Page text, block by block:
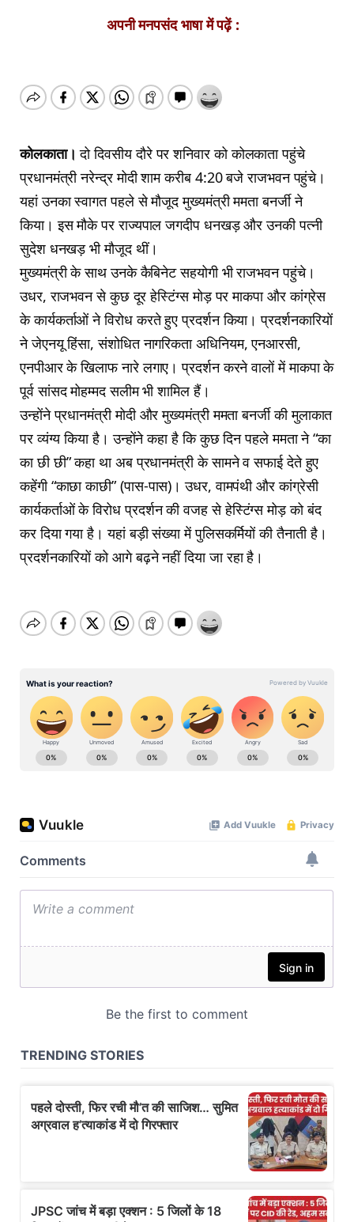
अपनी मनपसंद भाषा में पढ़ें :
कोलकाता। दो दिवसीय दौरे पर शनिवार को कोलकाता पहुंचे
प्रधानमंत्री नरेन्द्र मोदी शाम करीब 4:20 बजे राजभवन पहुंचे।
यहां उनका स्वागत पहले से मौजूद मुख्यमंत्री ममता बनर्जी ने
किया। इस मौके पर राज्यपाल जगदीप धनखड़ और उनकी पत्नी
सुदेश धनखड़ भी मौजूद थीं।
मुख्यमंत्री के साथ उनके कैबिनेट सहयोगी भी राजभवन पहुंचे।
उधर, राजभवन से कुछ दूर हेस्टिंग्स मोड़ पर माकपा और कांग्रेस
के कार्यकर्ताओं ने विरोध करते हुए प्रदर्शन किया। प्रदर्शनकारियों
ने जेएनयू हिंसा, संशोधित नागरिकता अधिनियम, एनआरसी,
एनपीआर के खिलाफ नारे लगाए। प्रदर्शन करने वालों में माकपा के
पूर्व सांसद मोहम्मद सलीम भी शामिल हैं।
उन्होंने प्रधानमंत्री मोदी और मुख्यमंत्री ममता बनर्जी की मुलाकात
पर व्यंग्य किया है। उन्होंने कहा है कि कुछ दिन पहले ममता ने “का
का छी छी” कहा था अब प्रधानमंत्री के सामने व सफाई देते हुए
कहेंगी “काछा काछी” (पास-पास)। उधर, वामपंथी और कांग्रेसी
कार्यकर्ताओं के विरोध प्रदर्शन की वजह से हेस्टिंग्स मोड़ को बंद
कर दिया गया है। यहां बड़ी संख्या में पुलिसकर्मियों की तैनाती है।
प्रदर्शनकारियों को आगे बढ़ने नहीं दिया जा रहा है।